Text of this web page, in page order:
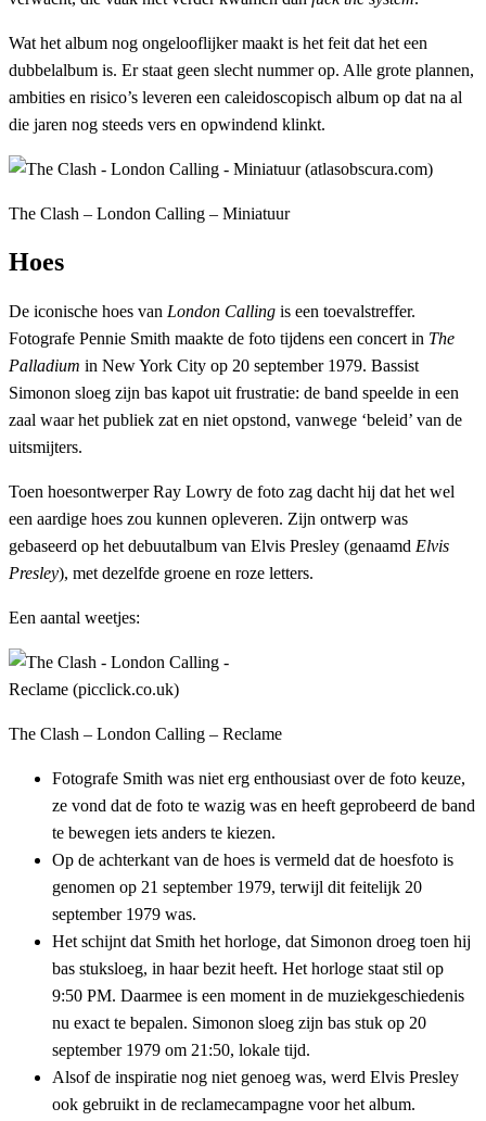
Wat het album nog ongelooflijker maakt is het feit dat het een
dubbelalbum is. Er staat geen slecht nummer op. Alle grote plannen,
ambities en risico’s leveren een caleidoscopisch album op dat na al
die jaren nog steeds vers en opwindend klinkt.
The Clash – London Calling – Miniatuur
Hoes
De iconische hoes van London Calling is een toevalstreffer.
Fotografe Pennie Smith maakte de foto tijdens een concert in The
Palladium in New York City op 20 september 1979. Bassist
Simonon sloeg zijn bas kapot uit frustratie: de band speelde in een
zaal waar het publiek zat en niet opstond, vanwege ‘beleid’ van de
uitsmijters.
Toen hoesontwerper Ray Lowry de foto zag dacht hij dat het wel
een aardige hoes zou kunnen opleveren. Zijn ontwerp was
gebaseerd op het debuutalbum van Elvis Presley (genaamd Elvis
Presley), met dezelfde groene en roze letters.
Een aantal weetjes:
The Clash – London Calling – Reclame
Fotografe Smith was niet erg enthousiast over de foto keuze,
ze vond dat de foto te wazig was en heeft geprobeerd de band
te bewegen iets anders te kiezen.
Op de achterkant van de hoes is vermeld dat de hoesfoto is
genomen op 21 september 1979, terwijl dit feitelijk 20
september 1979 was.
Het schijnt dat Smith het horloge, dat Simonon droeg toen hij
bas stuksloeg, in haar bezit heeft. Het horloge staat stil op
9:50 PM. Daarmee is een moment in de muziekgeschiedenis
nu exact te bepalen. Simonon sloeg zijn bas stuk op 20
september 1979 om 21:50, lokale tijd.
Alsof de inspiratie nog niet genoeg was, werd Elvis Presley
ook gebruikt in de reclamecampagne voor het album.